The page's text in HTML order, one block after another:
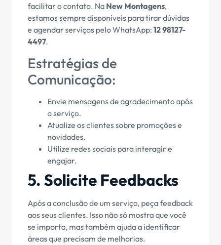
facilitar o contato. Na New Montagens,
estamos sempre disponíveis para tirar dúvidas
e agendar serviços pelo WhatsApp: 12 98127-
4497.
Estratégias de
Comunicação:
Envie mensagens de agradecimento após
o serviço.
Atualize os clientes sobre promoções e
novidades.
Utilize redes sociais para interagir e
engajar.
5. Solicite Feedbacks
Após a conclusão de um serviço, peça feedback
aos seus clientes. Isso não só mostra que você
se importa, mas também ajuda a identificar
áreas que precisam de melhorias.